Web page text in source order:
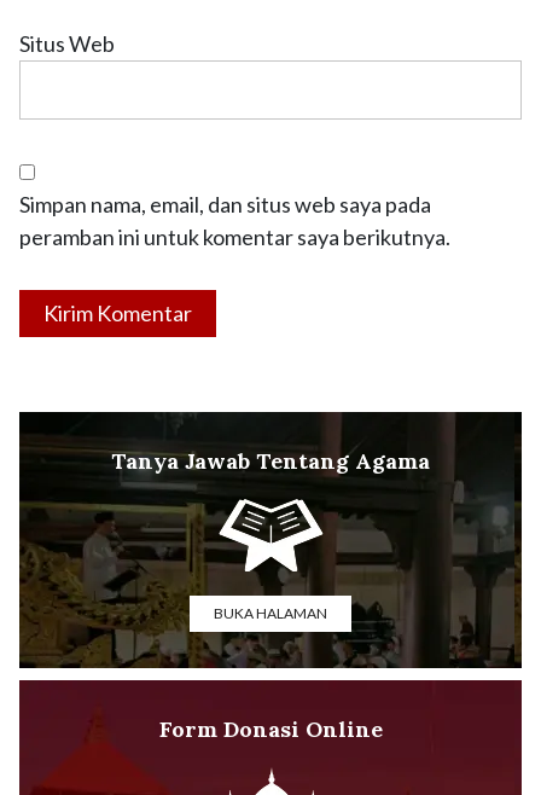
Situs Web
Simpan nama, email, dan situs web saya pada
peramban ini untuk komentar saya berikutnya.
Tanya Jawab Tentang Agama
BUKA HALAMAN
Form Donasi Online